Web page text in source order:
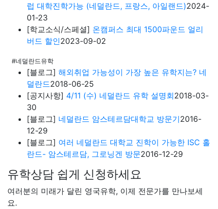
럽 대학진학가능 (네덜란드, 프랑스, 아일랜드)2024-
01-23
[학교소식/스페셜] 온캠퍼스 최대 1500파운드 얼리
버드 할인2023-09-02
#네덜란드유학
[블로그] 해외취업 가능성이 가장 높은 유학지는? 네
덜란드2018-06-25
[공지사항] 4/11 (수) 네덜란드 유학 설명회2018-03-
30
[블로그] 네덜란드 암스테르담대학교 방문기2016-
12-29
[블로그] 여러 네덜란드 대학교 진학이 가능한 ISC 홀
란드- 암스테르담, 그로닝겐 방문2016-12-29
유학상담 쉽게 신청하세요
여러분의 미래가 달린 영국유학, 이제 전문가를 만나보세
요.